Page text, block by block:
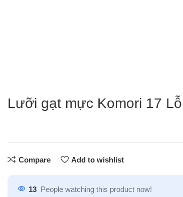
Lưỡi gạt mực Komori 17
Compare Add to wishlist
13 People watching this product now!